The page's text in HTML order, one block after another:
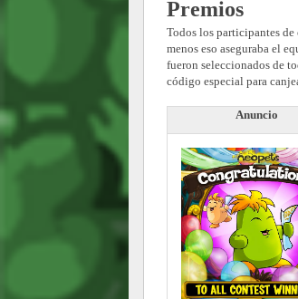
Premios
Todos los participantes
menos eso aseguraba el
fueron seleccionados de
código especial para
Anuncio